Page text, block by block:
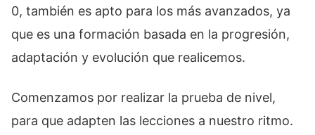
0, también es apto para los más avanzados, ya
que es una formación basada en la progresión,
adaptación y evolución que realicemos.
Comenzamos por realizar la prueba de nivel,
para que adapten las lecciones a nuestro ritmo.